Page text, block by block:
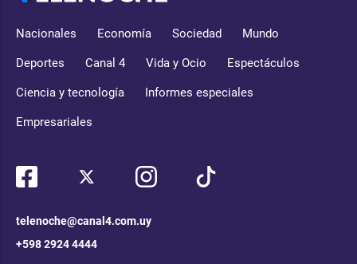
Nacionales Economía Sociedad Mundo
Deportes Canal 4 Vida y Ocio Espectáculos
Ciencia y tecnología Informes especiales
Empresariales
telenoche@canal4.com.uy
+598 2924 4444